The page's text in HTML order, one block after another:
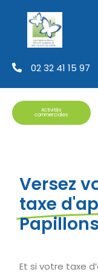
02 32 41 15 97
Activités
commerciales
Versez
taxe
Et si votre taxe